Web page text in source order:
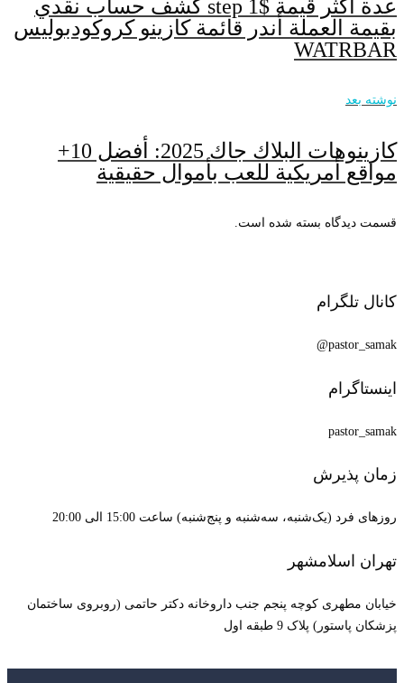
عدة أكثر قيمة $step 1 كشف حساب نقدي
بقيمة العملة أندر قائمة كازينو كروكودبوليس
WATRBAR
نوشته بعد
كازينوهات البلاك جاك 2025: أفضل 10+
مواقع أمريكية للعب بأموال حقيقية
قسمت دیدگاه بسته شده است.
کانال تلگرام
pastor_samak@
اینستاگرام
pastor_samak
زمان پذیرش
روزهای فرد (یک‌شنبه، سه‌شنبه و پنج‌شنبه) ساعت 15:00 الی 20:00
تهران اسلامشهر
خیابان مطهری کوچه پنجم جنب داروخانه دکتر حاتمی (روبروی ساختمان
پزشکان پاستور) پلاک 9 طبقه اول